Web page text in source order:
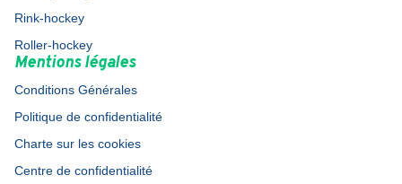
Rink-hockey
Roller-hockey
Mentions légales
Conditions Générales
Politique de confidentialité
Charte sur les cookies
Centre de confidentialité